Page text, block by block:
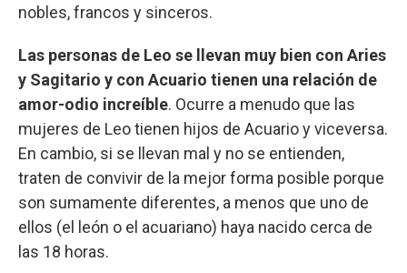
nobles, francos y sinceros.
Las personas de Leo se llevan muy bien con Aries
y Sagitario y con Acuario tienen una relación de
amor-odio increíble. Ocurre a menudo que las
mujeres de Leo tienen hijos de Acuario y viceversa.
En cambio, si se llevan mal y no se entienden,
traten de convivir de la mejor forma posible porque
son sumamente diferentes, a menos que uno de
ellos (el león o el acuariano) haya nacido cerca de
las 18 horas.